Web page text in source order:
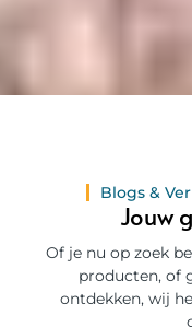
Blogs &
Jouw
Of je nu op zoek
producten, of
ontdekken, wij